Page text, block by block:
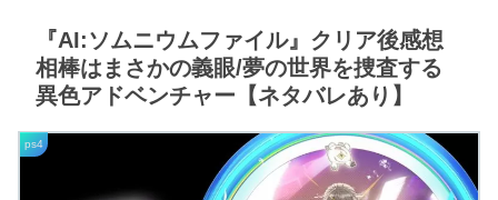
『AI:ソムニウムファイル』クリア後感想
相棒はまさかの義眼/夢の世界を捜査する
異色アドベンチャー【ネタバレあり】
ps4